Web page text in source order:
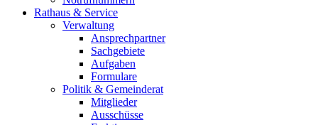
Rathaus & Service
Verwaltung
Ansprechpartner
Sachgebiete
Aufgaben
Formulare
Politik & Gemeinderat
Mitglieder
Ausschüsse